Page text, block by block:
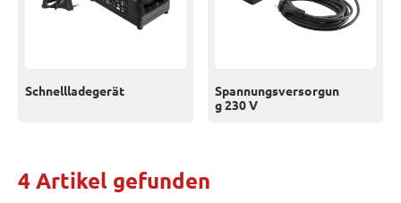
Schnellladegerät
Spannungsversorgun
g 230 V
4 Artikel gefunden